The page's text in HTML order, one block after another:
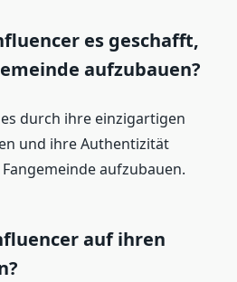
es geschafft,
aufzubauen?
durch ihre einzigartigen
und ihre Authentizität
aufzubauen.
auf ihren